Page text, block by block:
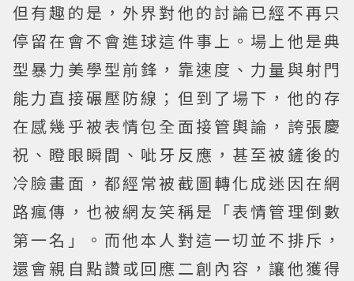
但有趣的是，外界對他的討論已經不再只
停留在會不會進球這件事上。場上他是典
型暴力美學型前鋒，靠速度、力量與射門
能力直接碾壓防線；但到了場下，他的存
在感幾乎被表情包全面接管輿論，誇張慶
祝、瞪眼瞬間、呲牙反應，甚至被鏟後的
冷臉畫面，都經常被截圖轉化成迷因在網
路瘋傳，也被網友笑稱是「表情管理倒數
第一名」。而他本人對這一切並不排斥，
還會親自點讚或回應二創內容，讓他獲得